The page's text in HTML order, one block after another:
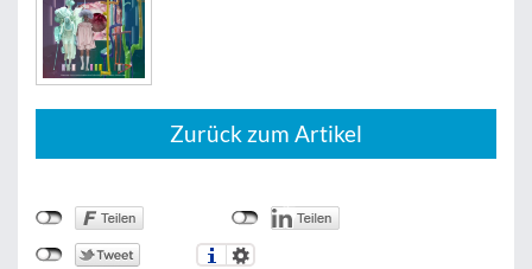
Zurück zum Artikel